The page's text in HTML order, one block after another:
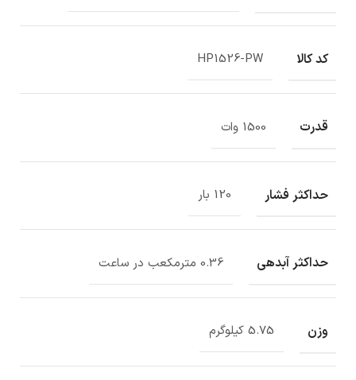
کد کالا HP1526-PW
قدرت 1500 وات
حداکثر فشار 120 بار
حداکثر آبدهی 0.36 مترمکعب در ساعت
وزن 5.75 کیلوگرم